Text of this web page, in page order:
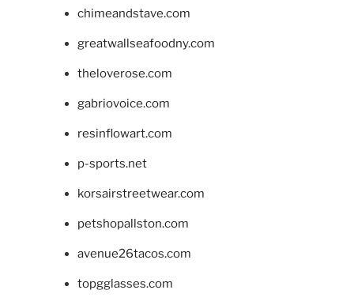
chimeandstave.com
greatwallseafoodny.com
theloverose.com
gabriovoice.com
resinflowart.com
p-sports.net
korsairstreetwear.com
petshopallston.com
avenue26tacos.com
topgglasses.com